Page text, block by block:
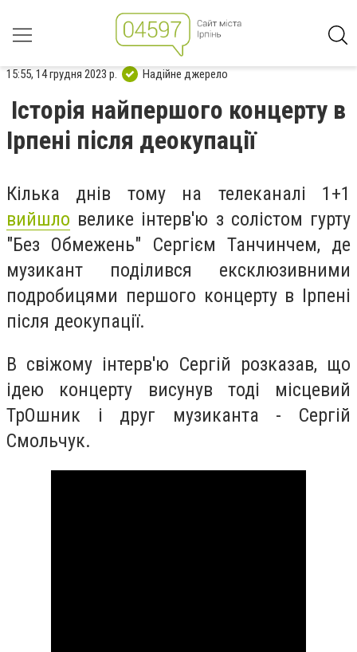
15:55, 14 грудня 2023 р. Надійне джерело
Історія найпершого концерту в
Ірпені після деокупації
Кілька днів тому на телеканалі 1+1
вийшло велике інтерв'ю з солістом гурту
"Без Обмежень" Сергієм Танчинчем, де
музикант поділився ексклюзивними
подробицями першого концерту в Ірпені
після деокупації.
В свіжому інтерв'ю Сергій розказав, що
ідею концерту висунув тоді місцевий
ТрОшник і друг музиканта - Сергій
Смольчук.